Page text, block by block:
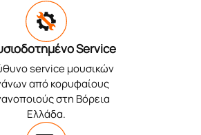
Service
service μουσικών
από κορυφαίους
στη Βόρεια
Ελλάδα.